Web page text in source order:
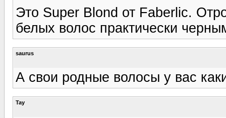
Это Super Blond от Faberlic.
белых волос практически
saurus
А свои родные волосы у вас
Tay